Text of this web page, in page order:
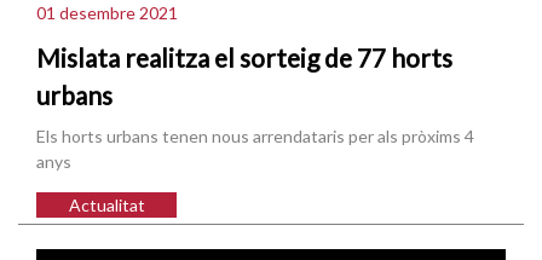
01 desembre 2021
Mislata realitza el sorteig de 77 horts
urbans
Els horts urbans tenen nous arrendataris per als pròxims 4
anys
Actualitat